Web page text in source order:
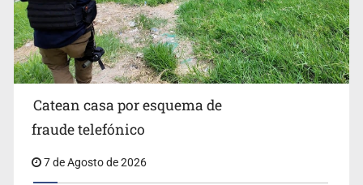
Ayotzinapa y promete justicia
Catean casa por esquema de
fraude telefónico
7 de Agosto de 2026